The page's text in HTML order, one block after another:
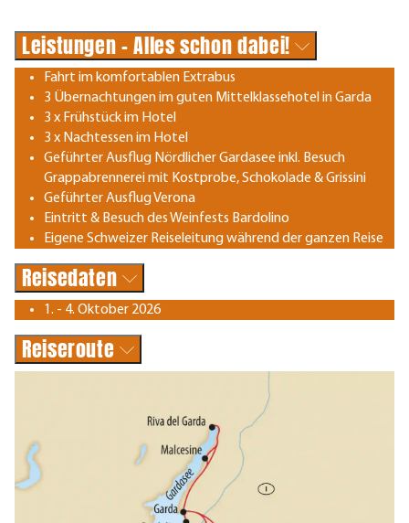
Leistungen - Alles schon dabei!
Fahrt im komfortablen Extrabus
3 Übernachtungen im guten Mittelklassehotel in Garda
3 x Frühstück im Hotel
3 x Nachtessen im Hotel
Geführter Ausflug Nördlicher Gardasee inkl. Besuch
Grappabrennerei mit Kostprobe, Schokolade & Grissini
Geführter Ausflug Verona
Eintritt & Besuch des Weinfests Bardolino
Eigene Schweizer Reiseleitung während der ganzen Reise
Reisedaten
1. - 4. Oktober 2026
Reiseroute